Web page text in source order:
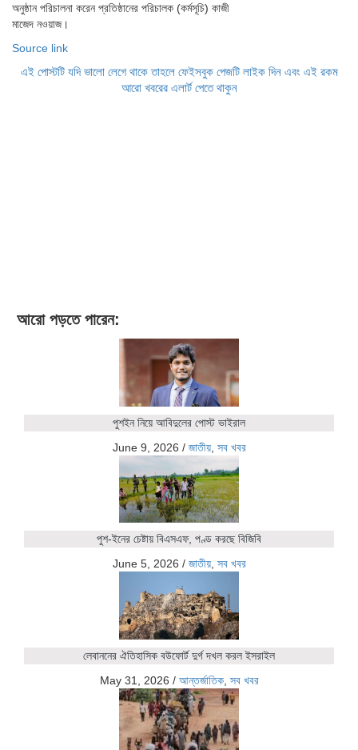
অনুষ্ঠান পরিচালনা করেন প্রতিষ্ঠানের পরিচালক (কর্মসূচি) কাজী
মাজেদ নওয়াজ।
Source link
এই পোস্টটি যদি ভালো লেগে থাকে তাহলে ফেইসবুক পেজটি লাইক দিন এবং এই রকম
আরো খবরের এলার্ট পেতে থাকুন
আরো পড়তে পারেন:
পুশইন নিয়ে আবিদুলের পোস্ট ভাইরাল
June 9, 2026 / জাতীয়, সব খবর
পুশ-ইনের চেষ্টায় বিএসএফ, পণ্ড করছে বিজিবি
June 5, 2026 / জাতীয়, সব খবর
লেবাননের ঐতিহাসিক বউফোর্ট দুর্গ দখল করল ইসরাইল
May 31, 2026 / আন্তর্জাতিক, সব খবর